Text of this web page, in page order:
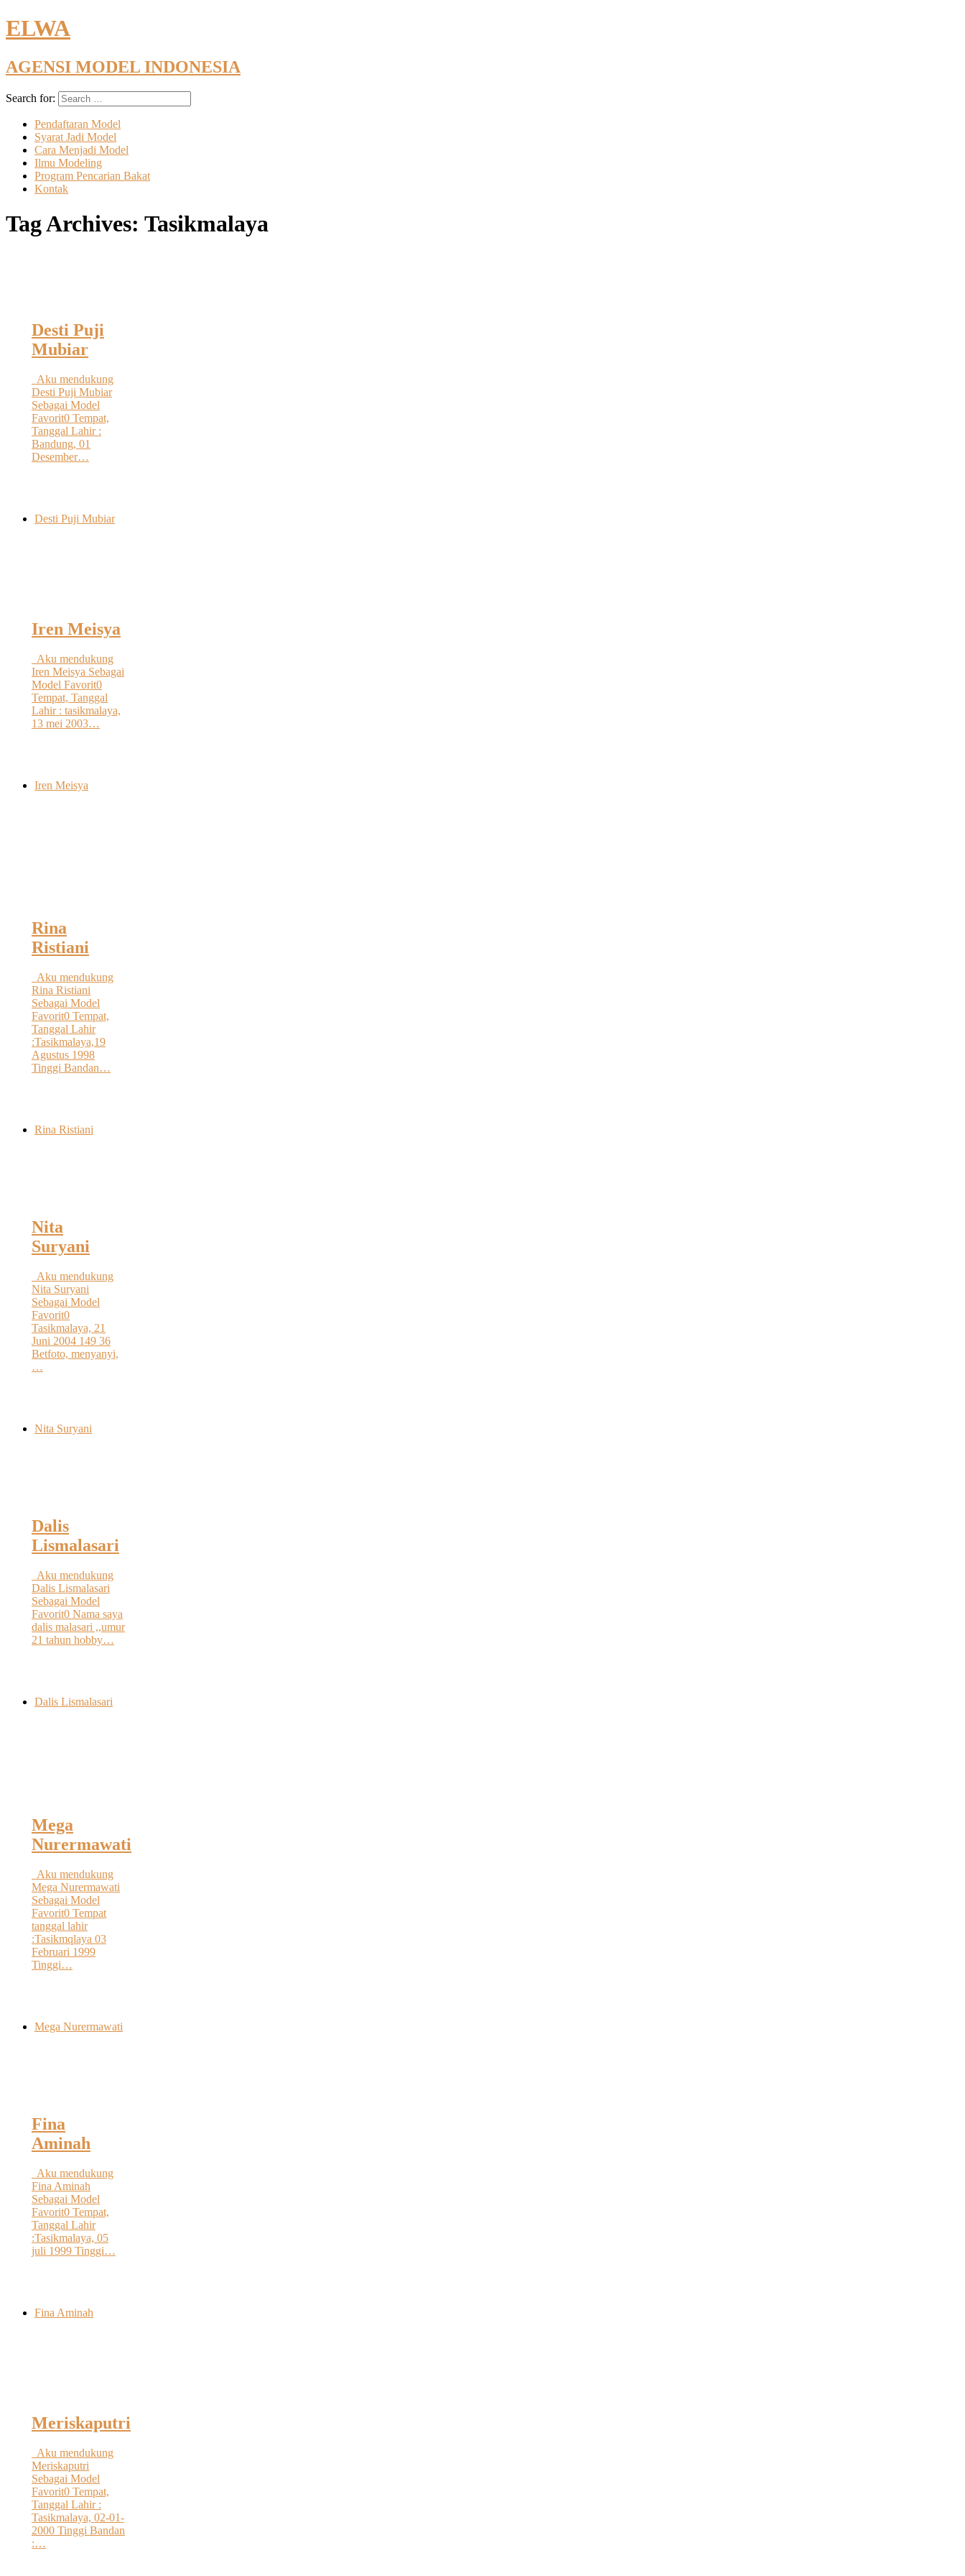
ELWA
AGENSI MODEL INDONESIA
Search for:
Pendaftaran Model
Syarat Jadi Model
Cara Menjadi Model
Ilmu Modeling
Program Pencarian Bakat
Kontak
Tag Archives: Tasikmalaya
Desti Puji
Mubiar
Aku mendukung
Desti Puji Mubiar
Sebagai Model
Favorit0 Tempat,
Tanggal Lahir :
Bandung, 01
Desember…
Desti Puji Mubiar
Iren Meisya
Aku mendukung
Iren Meisya Sebagai
Model Favorit0
Tempat, Tanggal
Lahir : tasikmalaya,
13 mei 2003…
Iren Meisya
Rina
Ristiani
Aku mendukung
Rina Ristiani
Sebagai Model
Favorit0 Tempat,
Tanggal Lahir
:Tasikmalaya,19
Agustus 1998
Tinggi Bandan…
Rina Ristiani
Nita
Suryani
Aku mendukung
Nita Suryani
Sebagai Model
Favorit0
Tasikmalaya, 21
Juni 2004 149 36
Betfoto, menyanyi,
…
Nita Suryani
Dalis
Lismalasari
Aku mendukung
Dalis Lismalasari
Sebagai Model
Favorit0 Nama saya
dalis malasari ,,umur
21 tahun hobby…
Dalis Lismalasari
Mega
Nurermawati
Aku mendukung
Mega Nurermawati
Sebagai Model
Favorit0 Tempat
tanggal lahir
:Tasikmqlaya 03
Februari 1999
Tinggi…
Mega Nurermawati
Fina
Aminah
Aku mendukung
Fina Aminah
Sebagai Model
Favorit0 Tempat,
Tanggal Lahir
:Tasikmalaya, 05
juli 1999 Tinggi…
Fina Aminah
Meriskaputri
Aku mendukung
Meriskaputri
Sebagai Model
Favorit0 Tempat,
Tanggal Lahir :
Tasikmalaya, 02-01-
2000 Tinggi Bandan
:…